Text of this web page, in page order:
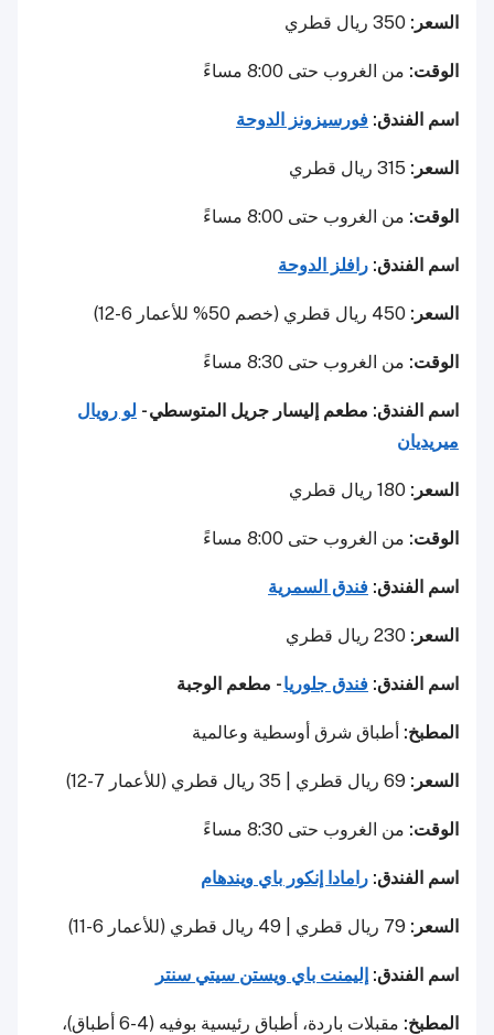
السعر:
الوقت: من الغروب حتى 8:00 مساءً
اسم الفندق: فورسيزونز الدوحة
السعر:
الوقت: من الغروب حتى 8:00 مساءً
اسم الفندق: رافلز الدوحة
السعر:
الوقت: من الغروب حتى 8:30 مساءً
اسم الفندق: مطعم إليسار جريل المتوسطي - لو رويال
ميريديان
السعر:
الوقت: من الغروب حتى 8:00 مساءً
اسم الفندق: فندق السمرية
السعر:
اسم الفندق: فندق جلوريا- مطعم الوجبة
المطبخ: أطباق شرق أوسطية وعالمية
السعر:
الوقت: من الغروب حتى 8:30 مساءً
اسم الفندق: رامادا إنكور باي ويندهام
السعر:
اسم الفندق: إليمنت باي ويستن سيتي سنتر
المطبخ:
مقبلات باردة، أطباق رئيسية بوفيه (4-6 أطباق)،